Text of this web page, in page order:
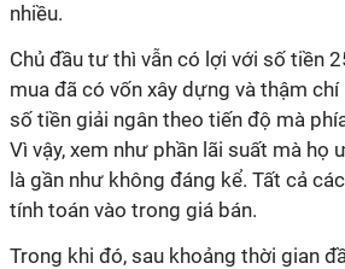
nhiều.
Chủ đầu tư thì vẫn có lợi với số tiền
mua đã có vốn xây dựng và thậm
số tiền giải ngân theo tiến độ mà
Vì vậy, xem như phần lãi suất mà họ
là gần như không đáng kể. Tất cả
tính toán vào trong giá bán.
Trong khi đó, sau khoảng thời gian